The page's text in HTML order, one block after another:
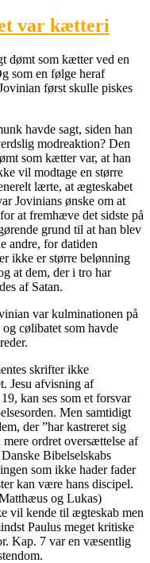
var kætteri
dømt som kætter ved en
som en følge heraf
først skulle piskes
havde sagt, siden han
modreaktion? Den
som kætter var, at han
vil modtage en større
lærte, at ægteskabet
Jovinians ønske om at
at fremhæve det sidste på
grund til at han blev
andre, for datiden
ikke er større belønning
at dem, der i tro har
af Satan.
var kulminationen på
cølibatet som havde
skrifter ikke
Jesu afvisning af
kan ses som et forsvar
Men samtidigt
der ”har kastreret sig
ordret oversættelse af
Bibelselskabs
som ikke hader fader
kan være hans discipel.
og Lukas)
vil kende til ægteskab men
Paulus meget kritiske
Kap. 7 var en væsentlig